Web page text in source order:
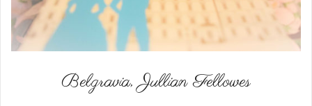
Belgravia, Jullian Fellowes